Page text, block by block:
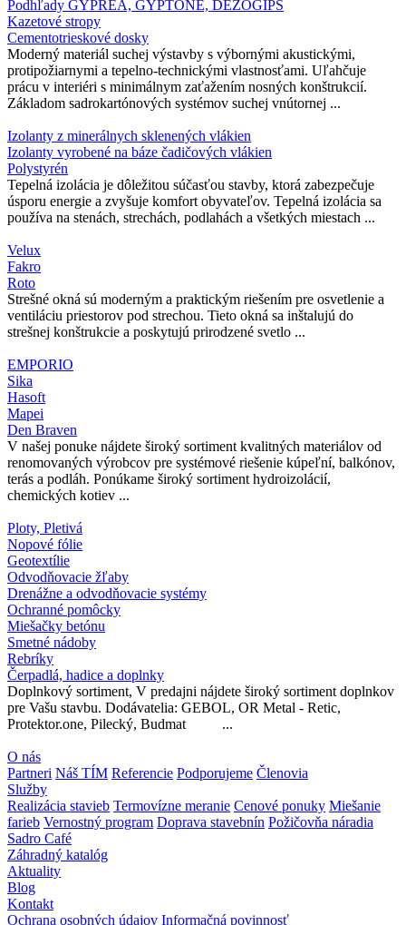
Podhľady GYPREA, GYPTONE, DEZOGIPS
Kazetové stropy
Cementotrieskové dosky
Moderný materiál suchej výstavby s výbornými akustickými,
protipožiarnymi a tepelno-technickými vlastnosťami. Uľahčuje
prácu v interiéri s minimálnym zaťažením nosných konštrukcií.
Základom sadrokartónových systémov suchej vnútornej ...
Izolanty z minerálnych sklenených vlákien
Izolanty vyrobené na báze čadičových vlákien
Polystyrén
Tepelná izolácia je dôležitou súčasťou stavby, ktorá zabezpečuje
úsporu energie a zvyšuje komfort obyvateľov. Tepelná izolácia sa
používa na stenách, strechách, podlahách a všetkých miestach ...
Velux
Fakro
Roto
Strešné okná sú moderným a praktickým riešením pre osvetlenie a
ventiláciu priestorov pod strechou. Tieto okná sa inštalujú do
strešnej konštrukcie a poskytujú prirodzené svetlo ...
EMPORIO
Sika
Hasoft
Mapei
Den Braven
V našej ponuke nájdete široký sortiment kvalitných materiálov od
renomovaných výrobcov pre systémové riešenie kúpeľní, balkónov,
terás a podláh. Ponúkame široký sortiment hydroizolácií,
chemických kotiev ...
Ploty, Pletivá
Nopové fólie
Geotextílie
Odvodňovacie žľaby
Drenážne a odvodňovacie systémy
Ochranné pomôcky
Miešačky betónu
Smetné nádoby
Rebríky
Čerpadlá, hadice a doplnky
Doplnkový sortiment, V predajni nájdete široký sortiment doplnkov
pre Vašu stavbu. Dodávatelia: GEBOL, OR Metal - Retic,
Protektor.one, Pilecký, Budmat ...
O nás
Partneri Náš TÍM Referencie Podporujeme Členovia
Služby
Realizácia stavieb Termovízne meranie Cenové ponuky Miešanie
farieb Vernostný program Doprava stavebnín Požičovňa náradia
Sadro Café
Záhradný katalóg
Aktuality
Blog
Kontakt
Ochrana osobných údajov Informačná povinnosť